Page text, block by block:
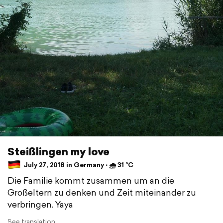
Steißlingen my love
July 27, 2018 in Germany ⋅ 🌧 31 °C
Die Familie kommt zusammen um an die
Großeltern zu denken und Zeit miteinander zu
verbringen. Yaya